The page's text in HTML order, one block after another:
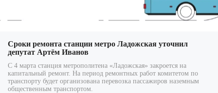
Сроки ремонта станции метро Ладожская уточнил
депутат Артём Иванов
С 4 марта станция метрополитена «Ладожская» закроется на
капитальный ремонт. На период ремонтных работ комитетом по
транспорту будет организована перевозка пассажиров наземным
общественным транспортом.